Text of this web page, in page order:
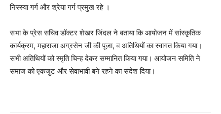
निस्स्या गर्ग और श्रेया गर्ग प्रमुख रहे ।
सभा के प्रेस सचिव डॉक्टर शेखर जिंदल ने बताया कि आयोजन में सांस्कृतिक
कार्यक्रम, महाराजा अग्रसेन जी की पूजा, व अतिथियों का स्वागत किया गया।
सभी अतिथियों को स्मृति चिन्ह देकर सम्मानित किया गया। आयोजन समिति ने
समाज को एकजुट और सेवाभावी बने रहने का संदेश दिया।